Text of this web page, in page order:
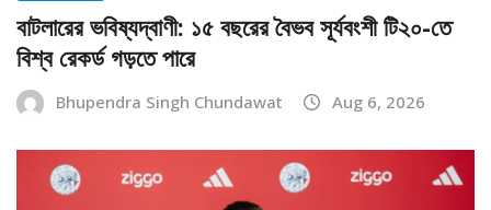
বাটলারের ভবিষ্যদ্বাণী: ১৫ বছরের বৈভব সূর্যবংশী টি২০-তে
বিশ্ব রেকর্ড গড়তে পারে
Bhupendra Singh Chundawat Aug 6, 2026